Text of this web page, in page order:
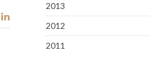
2013
2012
2011